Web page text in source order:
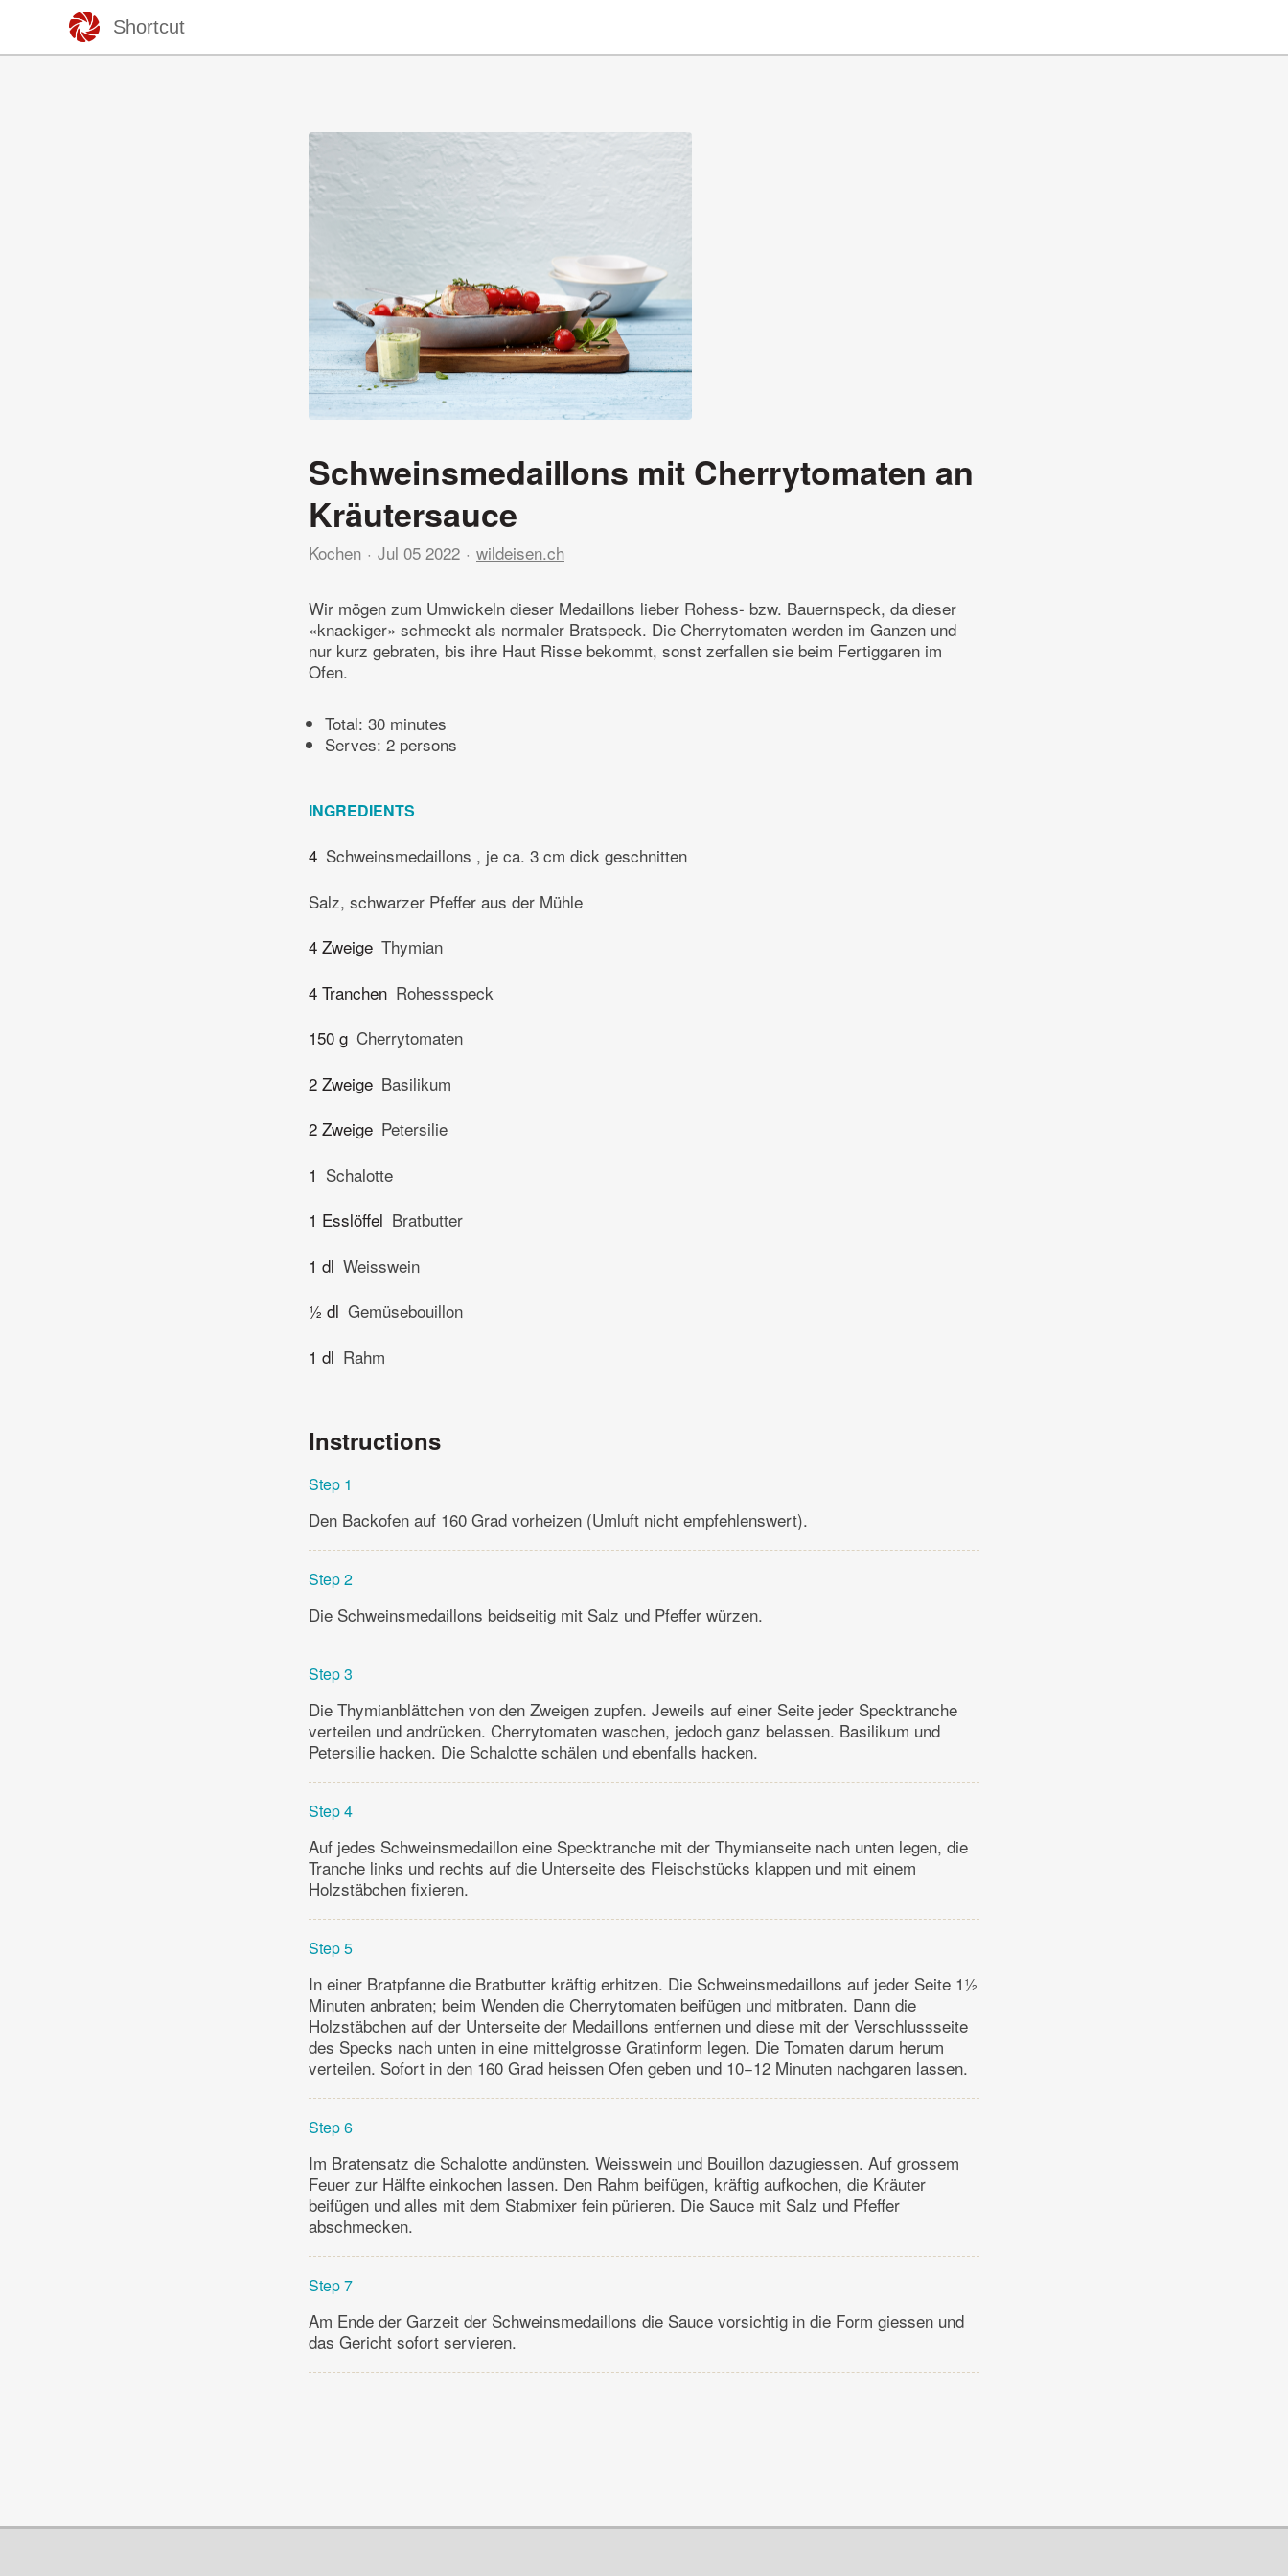
Shortcut
Schweinsmedaillons mit Cherrytomaten an
Kräutersauce
Kochen Jul 05 2022 wildeisen.ch
Wir mögen zum Umwickeln dieser Medaillons lieber Rohess- bzw. Bauernspeck, da dieser
«knackiger» schmeckt als normaler Bratspeck. Die Cherrytomaten werden im Ganzen und
nur kurz gebraten, bis ihre Haut Risse bekommt, sonst zerfallen sie beim Fertiggaren im
Ofen.
Total: 30 minutes
Serves: 2 persons
INGREDIENTS
4 Schweinsmedaillons , je ca. 3 cm dick geschnitten
Salz, schwarzer Pfeffer aus der Mühle
4 Zweige Thymian
4 Tranchen Rohessspeck
150 g Cherrytomaten
2 Zweige Basilikum
2 Zweige Petersilie
1 Schalotte
1 Esslöffel Bratbutter
1 dl Weisswein
½ dl Gemüsebouillon
1 dl Rahm
Instructions
Step 1
Den Backofen auf 160 Grad vorheizen (Umluft nicht empfehlenswert).
Step 2
Die Schweinsmedaillons beidseitig mit Salz und Pfeffer würzen.
Step 3
Die Thymianblättchen von den Zweigen zupfen. Jeweils auf einer Seite jeder Specktranche
verteilen und andrücken. Cherrytomaten waschen, jedoch ganz belassen. Basilikum und
Petersilie hacken. Die Schalotte schälen und ebenfalls hacken.
Step 4
Auf jedes Schweinsmedaillon eine Specktranche mit der Thymianseite nach unten legen, die
Tranche links und rechts auf die Unterseite des Fleischstücks klappen und mit einem
Holzstäbchen fixieren.
Step 5
In einer Bratpfanne die Bratbutter kräftig erhitzen. Die Schweinsmedaillons auf jeder Seite 1½
Minuten anbraten; beim Wenden die Cherrytomaten beifügen und mitbraten. Dann die
Holzstäbchen auf der Unterseite der Medaillons entfernen und diese mit der Verschlussseite
des Specks nach unten in eine mittelgrosse Gratinform legen. Die Tomaten darum herum
verteilen. Sofort in den 160 Grad heissen Ofen geben und 10−12 Minuten nachgaren lassen.
Step 6
Im Bratensatz die Schalotte andünsten. Weisswein und Bouillon dazugiessen. Auf grossem
Feuer zur Hälfte einkochen lassen. Den Rahm beifügen, kräftig aufkochen, die Kräuter
beifügen und alles mit dem Stabmixer fein pürieren. Die Sauce mit Salz und Pfeffer
abschmecken.
Step 7
Am Ende der Garzeit der Schweinsmedaillons die Sauce vorsichtig in die Form giessen und
das Gericht sofort servieren.